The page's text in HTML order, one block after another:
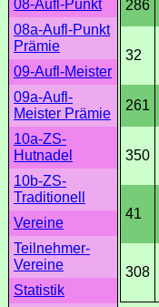
08-Aufl-Punkt
08a-Aufl-Punkt
Prämie
09-Aufl-Meister
09a-Aufl-
Meister Prämie
10a-ZS-
Hutnadel
10b-ZS-
Traditionell
Vereine
Teilnehmer-
Vereine
Statistik
286
32
261
350
41
308